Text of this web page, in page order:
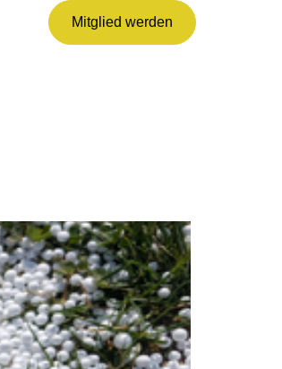
Mitglied werden